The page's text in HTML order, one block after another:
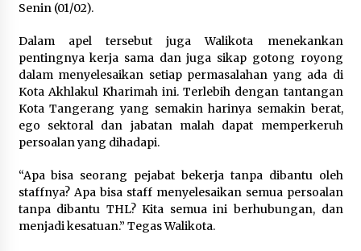
RI dan Hari Pengayoman ke-81
melalui Fun Walk di Ternate
9 Agustus 2026
Registrasi Indonesia Sports Summit
Pengalaman Beyond the Game
8 Agustus 2026
Senin (01/02).
Dalam apel tersebut juga Walikota menekankan
pentingnya kerja sama dan juga sikap gotong royong
dalam menyelesaikan setiap permasalahan yang ada di
Kota Akhlakul Kharimah ini. Terlebih dengan tantangan
Kota Tangerang yang semakin harinya semakin berat,
ego sektoral dan jabatan malah dapat memperkeruh
persoalan yang dihadapi.
“Apa bisa seorang pejabat bekerja tanpa dibantu oleh
staffnya? Apa bisa staff menyelesaikan semua persoalan
tanpa dibantu THL? Kita semua ini berhubungan, dan
menjadi kesatuan.” Tegas Walikota.